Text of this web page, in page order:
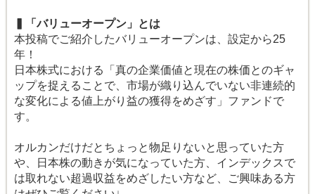
▍「バリューオープン」とは
本投稿でご紹介したバリューオープンは、設定から25
年！
日本株式における「真の企業価値と現在の株価とのギャ
ップを捉えることで、市場が織り込んでいない非連続的
な変化による値上がり益の獲得をめざす」ファンドで
す。
オルカンだけだとちょっと物足りないと思っていた方
や、日本株の動きが気になっていた方、インデックスで
は取れない超過収益をめざしたい方など、ご興味ある方